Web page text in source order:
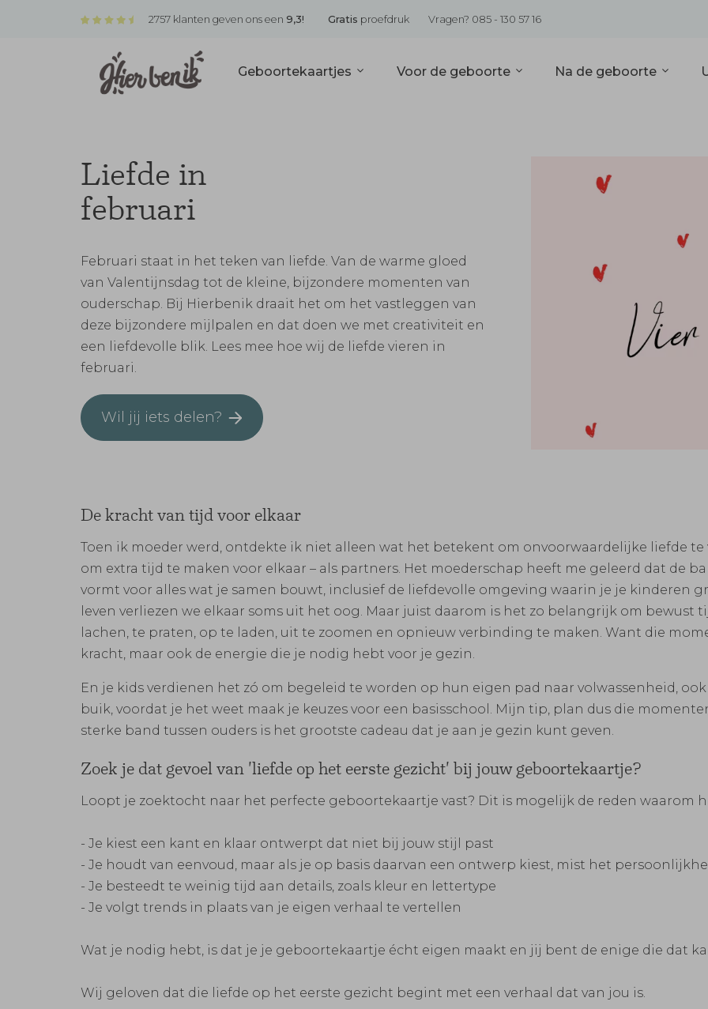
2757 klanten geven ons een 9,3! Gratis proefdruk Vragen? 085 - 130 57 16
Geboortekaartjes Voor de geboorte Na de geboorte
Liefde in
februari
Februari staat in het teken van liefde. Van de warme gloed
van Valentijnsdag tot de kleine, bijzondere momenten van
ouderschap. Bij Hierbenik draait het om het vastleggen van
deze bijzondere mijlpalen en dat doen we met creativiteit en
een liefdevolle blik. Lees mee hoe wij de liefde vieren in
februari.
Wil jij iets delen?
De kracht van tijd voor elkaar
Toen ik moeder werd, ontdekte ik niet alleen wat het betekent om onvoorwaardelijke liefde
om extra tijd te maken voor elkaar – als partners. Het moederschap heeft me geleerd dat de
vormt voor alles wat je samen bouwt, inclusief de liefdevolle omgeving waarin je je kinderen
leven verliezen we elkaar soms uit het oog. Maar juist daarom is het zo belangrijk om bewust
lachen, te praten, op te laden, uit te zoomen en opnieuw verbinding te maken. Want die
kracht, maar ook de energie die je nodig hebt voor je gezin.
En je kids verdienen het zó om begeleid te worden op hun eigen pad naar volwassenheid,
buik, voordat je het weet maak je keuzes voor een basisschool. Mijn tip, plan dus die
sterke band tussen ouders is het grootste cadeau dat je aan je gezin kunt geven.
Zoek je dat gevoel van 'liefde op het eerste gezicht' bij jouw geboortekaartje?
Loopt je zoektocht naar het perfecte geboortekaartje vast? Dit is mogelijk de reden waarom
- Je kiest een kant en klaar ontwerpt dat niet bij jouw stijl past
- Je houdt van eenvoud, maar als je op basis daarvan een ontwerp kiest, mist het
- Je besteedt te weinig tijd aan details, zoals kleur en lettertype
- Je volgt trends in plaats van je eigen verhaal te vertellen
Wat je nodig hebt, is dat je je geboortekaartje écht eigen maakt en jij bent de enige die dat
Wij geloven dat die liefde op het eerste gezicht begint met een verhaal dat van jou is.